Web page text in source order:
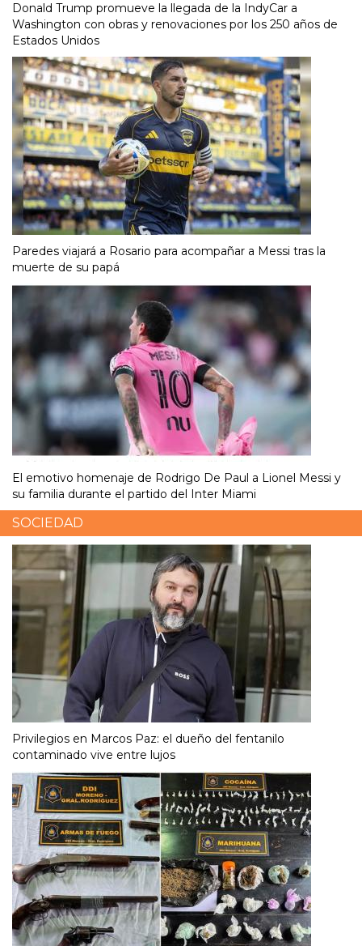
Donald Trump promueve la llegada de la IndyCar a
Washington con obras y renovaciones por los 250 años de
Estados Unidos
Paredes viajará a Rosario para acompañar a Messi tras la
muerte de su papá
El emotivo homenaje de Rodrigo De Paul a Lionel Messi y
su familia durante el partido del Inter Miami
SOCIEDAD
Privilegios en Marcos Paz: el dueño del fentanilo
contaminado vive entre lujos